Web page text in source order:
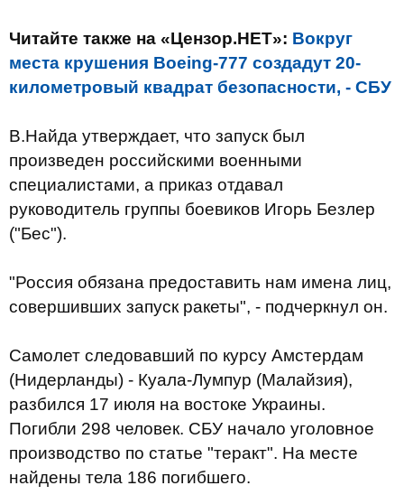
Читайте также на «Цензор.НЕТ»: Вокруг
места крушения Вoeing-777 создадут 20-
километровый квадрат безопасности, - СБУ
В.Найда утверждает, что запуск был
произведен российскими военными
специалистами, а приказ отдавал
руководитель группы боевиков Игорь Безлер
("Бес").
"Россия обязана предоставить нам имена лиц,
совершивших запуск ракеты", - подчеркнул он.
Самолет следовавший по курсу Амстердам
(Нидерланды) - Куала-Лумпур (Малайзия),
разбился 17 июля на востоке Украины.
Погибли 298 человек. СБУ начало уголовное
производство по статье "теракт". На месте
найдены тела 186 погибшего.